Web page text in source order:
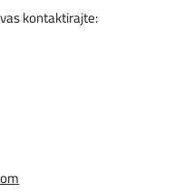
kontaktirajte: